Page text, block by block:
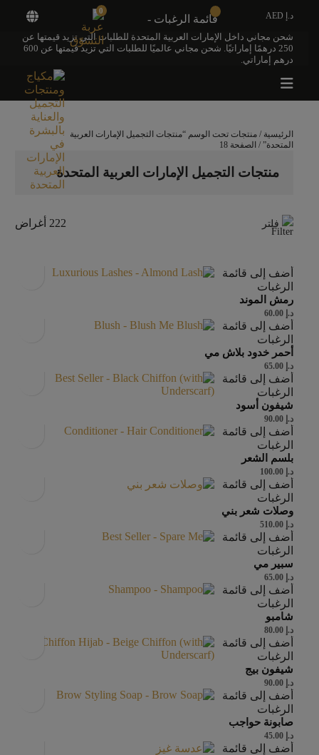
شحن مجاني داخل الإمارات العربية المتحدة للطلبات التي تزيد قيمتها عن
250 درهمًا إماراتيًا. شحن مجاني عالميًا للطلبات التي تزيد قيمتها عن 600
درهم إماراتي.
الرئيسية / منتجات تحت الوسم “منتجات التجميل الإمارات العربية
المتحدة”/ الصفحة 18
منتجات التجميل الإمارات العربية المتحدة
فلتر 222 أغراض
أضف إلى قائمة
الرغبات
رمش الموند
د.إ
أضف إلى قائمة
الرغبات
أحمر خدود بلاش مي
د.إ
أضف إلى قائمة
الرغبات
شيفون أسود
د.إ
أضف إلى قائمة
الرغبات
بلسم الشعر
د.إ
أضف إلى قائمة
الرغبات
وصلات شعر بني
د.إ
أضف إلى قائمة
الرغبات
سبير مي
د.إ
أضف إلى قائمة
الرغبات
شامبو
د.إ
أضف إلى قائمة
الرغبات
شيفون بيج
د.إ
أضف إلى قائمة
الرغبات
صابونة حواجب
د.إ
أضف إلى قائمة
د.إ AED قائمة الرغبات -
0